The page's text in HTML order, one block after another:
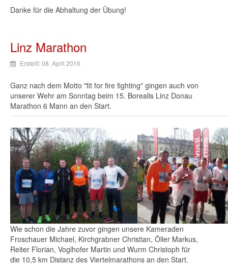
Danke für die Abhaltung der Übung!
Linz Marathon
Erstellt: 08. April 2016
Ganz nach dem Motto "fit for fire fighting" gingen auch von
unserer Wehr am Sonntag beim 15. Borealis Linz Donau
Marathon 6 Mann an den Start.
Wie schon die Jahre zuvor gingen unsere Kameraden
Froschauer Michael, Kirchgrabner Christian, Öller Markus,
Reiter Florian, Voglhofer Martin und Wurm Christoph für
die 10,5 km Distanz des Viertelmarathons an den Start.